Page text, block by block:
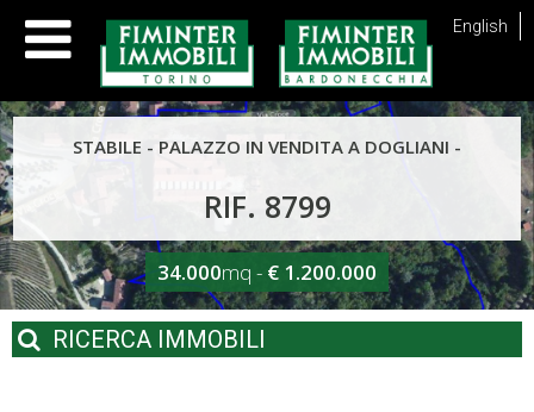
English
STABILE - PALAZZO IN VENDITA A DOGLIANI -
RIF. 8799
34.000mq - € 1.200.000
RICERCA IMMOBILI